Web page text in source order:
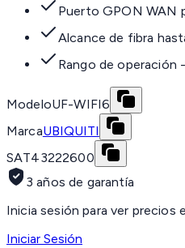
Puerto GPON WAN
Alcance de fibra
Rango de operación
ModeloUF-WIFI6
MarcaUBIQUITI
SAT43222600
3 años de garantía
Inicia sesión para ver precios
Iniciar Sesión